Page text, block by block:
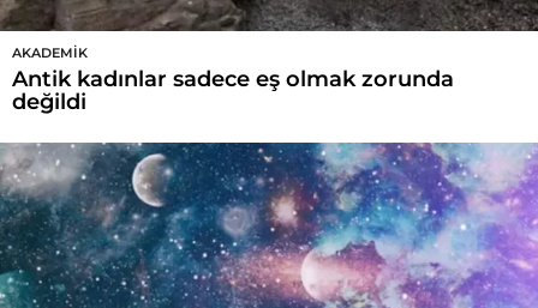
AKADEMIK
Antik kadınlar sadece eş olmak zorunda
değildi